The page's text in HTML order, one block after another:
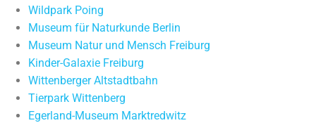
Wildpark Poing
Museum für Naturkunde Berlin
Museum Natur und Mensch Freiburg
Kinder-Galaxie Freiburg
Wittenberger Altstadtbahn
Tierpark Wittenberg
Egerland-Museum Marktredwitz